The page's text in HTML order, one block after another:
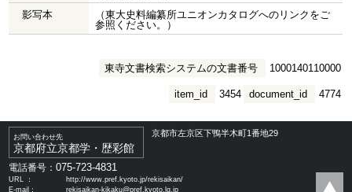
影写本
（東大史料編纂所ユニオンカタログへのリンクをご
参照ください。）
東寺文書検索システムの文書番号 1000140110000
document_id 4774
item_id 3454
お問い合わせ先
京都府立京都学・歴彩館
京都市左京区下鴨半木町1番地29
電話番号：075-723-4831
URL ：
http://www.pref.kyoto.jp/rekisaikan/
E-mail：
rekisaikan-kikaku@pref.kyoto.lg.jp